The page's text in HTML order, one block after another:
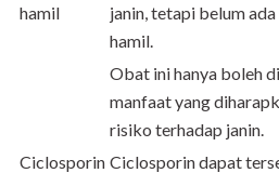
hamil
janin, tetapi belum
hamil.
Obat ini hanya boleh
manfaat yang
risiko terhadap janin.
Ciclosporin Ciclosporin dapat